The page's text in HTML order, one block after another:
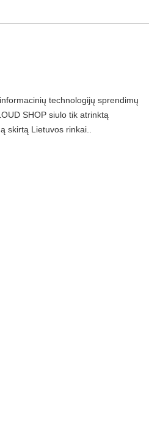
technologijų sprendimų
SHOP siulo tik atrinktą
skirtą Lietuvos rinkai..